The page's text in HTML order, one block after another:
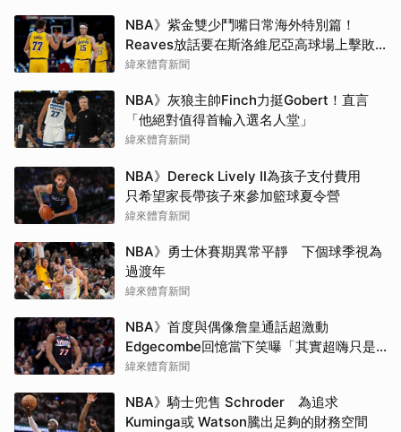
NBA》紫金雙少鬥嘴日常海外特別篇！
Reaves放話要在斯洛維尼亞高球場上擊敗
Doncic
緯來體育新聞
NBA》灰狼主帥Finch力挺Gobert！直言
「他絕對值得首輪入選名人堂」
緯來體育新聞
NBA》Dereck Lively II為孩子支付費用
只希望家長帶孩子來參加籃球夏令營
緯來體育新聞
NBA》勇士休賽期異常平靜 下個球季視為
過渡年
緯來體育新聞
NBA》首度與偶像詹皇通話超激動
Edgecombe回憶當下笑曝「其實超嗨只是
在裝酷」
緯來體育新聞
NBA》騎士兜售 Schroder 為追求
Kuminga或 Watson騰出足夠的財務空間